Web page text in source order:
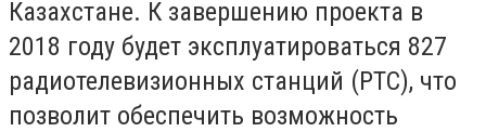
Казахстане. К завершению проекта в
2018 году будет эксплуатироваться 827
радиотелевизионных станций (РТС), что
позволит обеспечить возможность